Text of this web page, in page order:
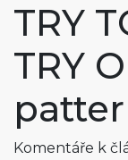
TRY
TRY
Komentáře k